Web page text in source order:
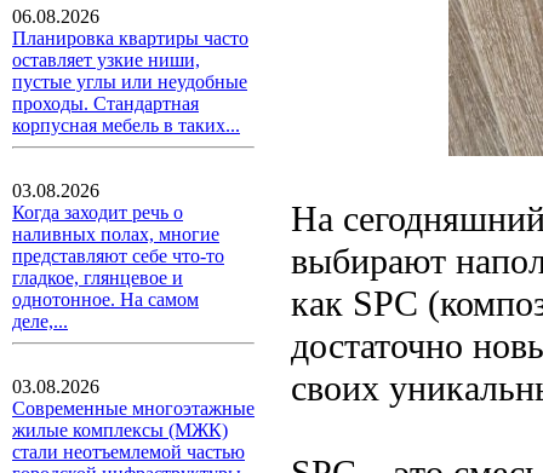
06.08.2026
Планировка квартиры часто
оставляет узкие ниши,
пустые углы или неудобные
проходы. Стандартная
корпусная мебель в таких...
03.08.2026
Когда заходит речь о
наливных полах, многие
представляют себе что-то
гладкое, глянцевое и
однотонное. На самом
деле,...
03.08.2026
Современные многоэтажные
жилые комплексы (МЖК)
стали неотъемлемой частью
На
выбирают
как SPC
достаточно
своих